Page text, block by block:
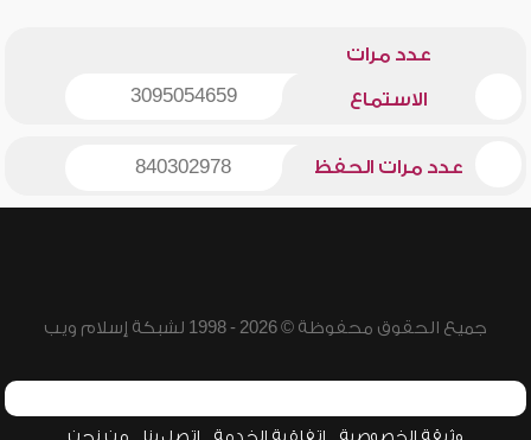
عدد مرات
الاستماع 3095054659
عدد مرات الحفظ 840302978
جميع الحقوق محفوظة © 2026 - 1998 لشبكة إسلام ويب
وثيقة الخصوصية اتفاقية الخدمة اتصل بنا من نحن